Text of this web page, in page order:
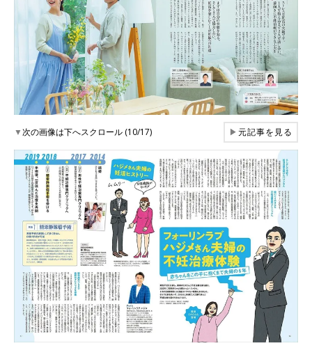
▼次の画像は下へスクロール (10/17) ▶元記事を見る